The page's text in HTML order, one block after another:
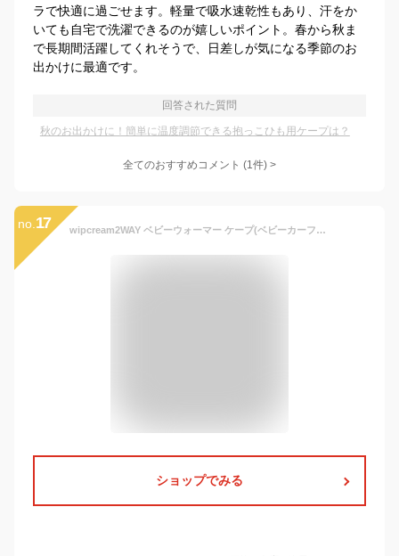
ラで快適に過ごせます。軽量で吸水速乾性もあり、汗をか
いても自宅で洗濯できるのが嬉しいポイント。春から秋ま
で長期間活躍してくれそうで、日差しが気になる季節のお
出かけに最適です。
回答された質問
秋のお出かけに！簡単に温度調節できる抱っこひも用ケープは？
全てのおすすめコメント (1件) >
no. 17 wipcream2WAY ベビーウォーマー ケープ(ベビーカーフットマフ 2WAY抱っこ紐 防寒対策 出産祝い ベビーカー用スリーピングバッグ ホイップクリーム ウォームベビーカバー 新生児用ウォーマー 赤ちゃん用ウォーマー 抱っこ布団 男の子 女の子 防寒グッズ 空調対策 お出掛け)
ショップでみる